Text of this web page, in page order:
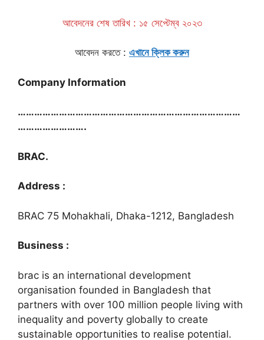
আবেদনের শেষ তারিখ : ১৫ সেপ্টেম্ব ২০২৩
আবেদন করতে : এখানে ক্লিক করুন
Company Information
………………………………………………………………………
…………………….
BRAC.
Address :
BRAC 75 Mohakhali, Dhaka-1212, Bangladesh
Business :
brac is an international development
organisation founded in Bangladesh that
partners with over 100 million people living with
inequality and poverty globally to create
sustainable opportunities to realise potential.